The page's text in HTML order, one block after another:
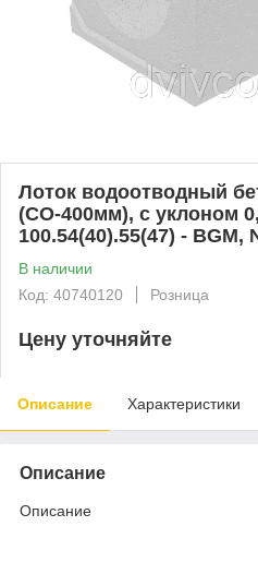
Лоток водоотводный
(СО-400мм), с уклоном
100.54(40).55(47) - BGМ,
В наличии
Код: 40740120
Розница
Цену уточняйте
Описание Характеристики
Описание
Описание